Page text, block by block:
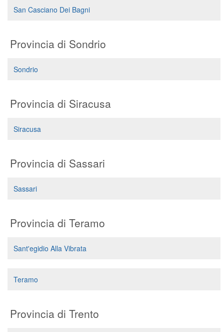
San Casciano Dei Bagni
Provincia di Sondrio
Sondrio
Provincia di Siracusa
Siracusa
Provincia di Sassari
Sassari
Provincia di Teramo
Sant'egidio Alla Vibrata
Teramo
Provincia di Trento